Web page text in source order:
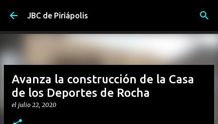
Ir al contenido principal
JBC de Piriápolis
Avanza la construcción de la Casa
de los Deportes de Rocha
el julio 22, 2020